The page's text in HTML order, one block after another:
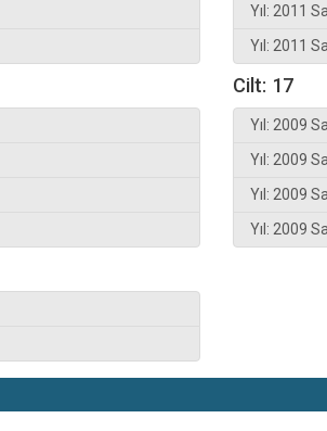
Yıl: 2011
Yıl: 2011
Cilt: 17
Yıl: 2009
Yıl: 2009
Yıl: 2009
Yıl: 2009